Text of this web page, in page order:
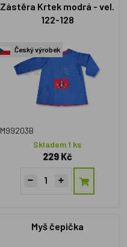
Zástěra Krtek modrá - vel.
122-128
Český výrobek
M99203B
Skladem 1 ks
229 Kč
Myš čepička